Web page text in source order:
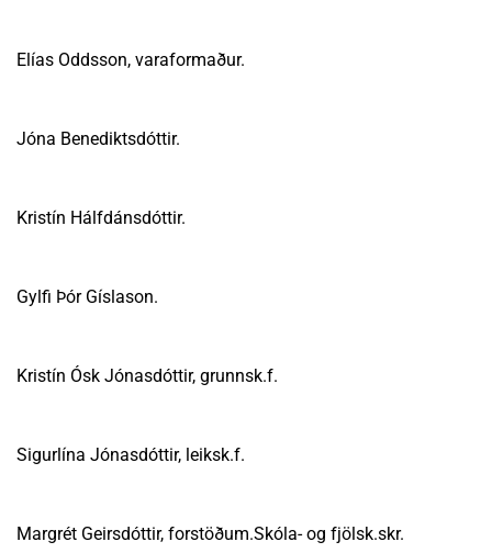
Elías Oddsson, varaformaður.
Jóna Benediktsdóttir.
Kristín Hálfdánsdóttir.
Gylfi Þór Gíslason.
Kristín Ósk Jónasdóttir, grunnsk.f.
Sigurlína Jónasdóttir, leiksk.f.
Margrét Geirsdóttir, forstöðum.Skóla- og fjölsk.skr.